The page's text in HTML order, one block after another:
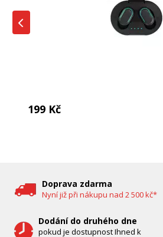
199 Kč
Doprava zdarma
Nyní již při nákupu nad 2 500 kč*
Dodání do druhého dne
pokud je dostupnost Ihned k